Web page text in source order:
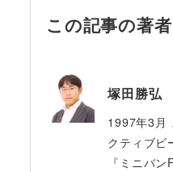
この記事の著者
塚田勝弘
1997年3月
クティブビ
『ミニバ